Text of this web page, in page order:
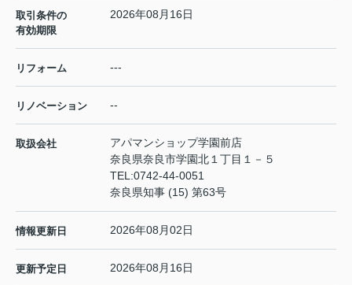
取引条件の
有効期限
2026年08月16日
リフォーム ---
リノベーション --
取扱会社
アパマンショップ学園前店
奈良県奈良市学園北１丁目１－５
TEL:0742-44-0051
奈良県知事 (15) 第63号
情報更新日 2026年08月02日
更新予定日 2026年08月16日